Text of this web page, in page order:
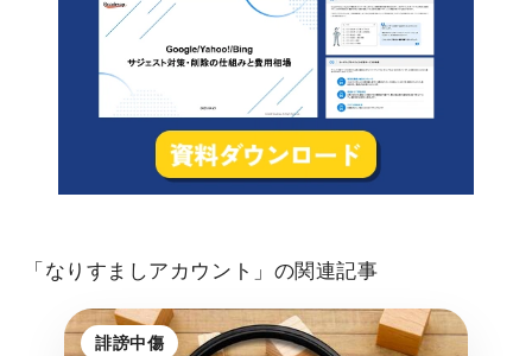
「なりすましアカウント」の関連記事
誹謗中傷